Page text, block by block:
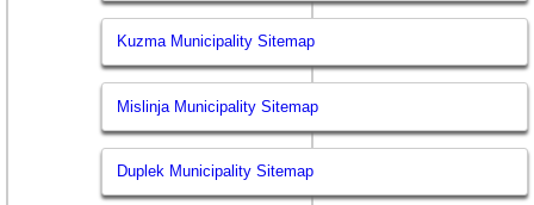
Kuzma Municipality Sitemap
Mislinja Municipality Sitemap
Duplek Municipality Sitemap